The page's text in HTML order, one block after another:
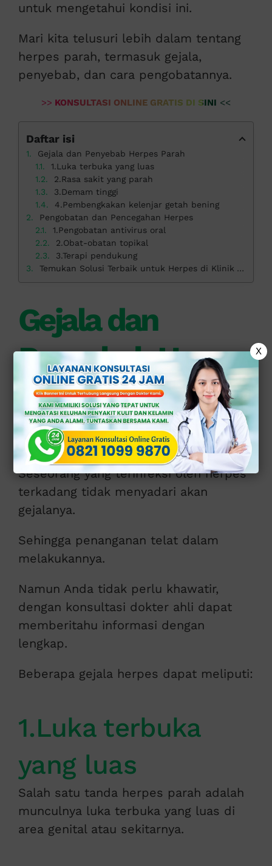
untuk mengetahui kondisi ini.
Mari kita telusuri lebih dalam tentang
herpes parah, termasuk gejala,
penyebab, dan cara pengobatannya.
>> KONSULTASI ONLINE GRATIS DI SINI <<
Daftar isi
Gejala dan Penyebab Herpes Parah
1.Luka terbuka yang luas
2.Rasa sakit yang parah
3.Demam tinggi
4.Pembengkakan kelenjar getah bening
Pengobatan dan Pencegahan Herpes
1.Pengobatan antivirus oral
2.Obat-obatan topikal
3.Terapi pendukung
Temukan Solusi Terbaik untuk Herpes di Klinik Apollo
Gejala dan
Penyebab Herpes
Parah
Adapun gejala herpes yang terkadang
salah arti oleh setiap penderitanya.
Seseorang yang terinfeksi oleh herpes
terkadang tidak menyadari akan
gejalanya.
Sehingga penanganan telat dalam
melakukannya.
Namun Anda tidak perlu khawatir,
dengan konsultasi dokter ahli dapat
memberitahu informasi dengan
lengkap.
Beberapa gejala herpes dapat meliputi:
1.Luka terbuka
yang luas
Salah satu tanda herpes parah adalah
munculnya luka terbuka yang luas di
area genital atau sekitarnya.
X